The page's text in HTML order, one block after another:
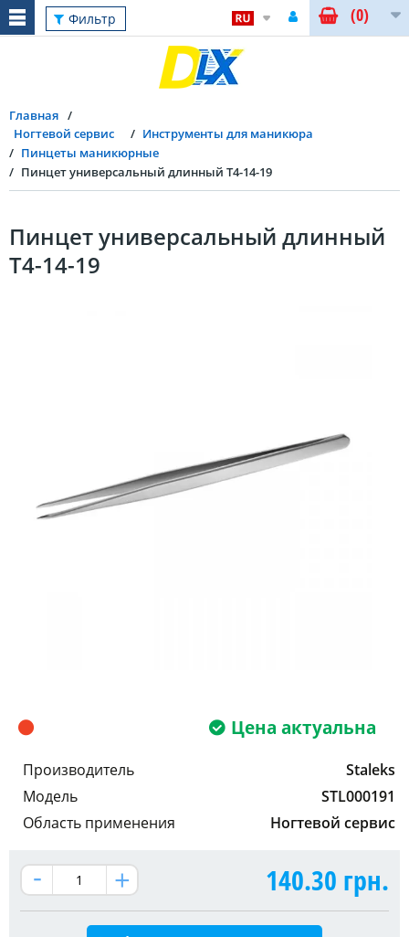
Фильтр (0)
Главная
Ногтевой сервис
Инструменты для маникюра
Пинцеты маникюрные
Пинцет универсальный длинный T4-14-19
Пинцет универсальный длинный
T4-14-19
Цена актуальна
Производитель
Staleks
Модель
STL000191
Область применения
Ногтевой сервис
140.30 грн.